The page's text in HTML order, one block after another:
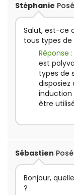
Stéphanie
Salut, est-ce
tous types de
Réponse :
est
types de
disposiez
induction
être
Sébastien
Bonjour,
?